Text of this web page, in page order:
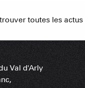
NOS
PORTRAITS
LES APPLIS
EN
toutes les
Val d'Arly